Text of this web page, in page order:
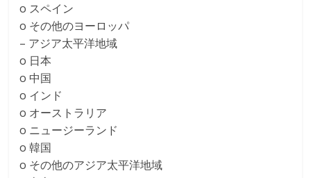
o スペイン
o その他のヨーロッパ
– アジア太平洋地域
o 日本
o 中国
o インド
o オーストラリア
o ニュージーランド
o 韓国
o その他のアジア太平洋地域